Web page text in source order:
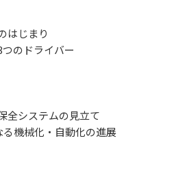
はじまり
のドライバー
全システムの見立て
機械化・自動化の進展